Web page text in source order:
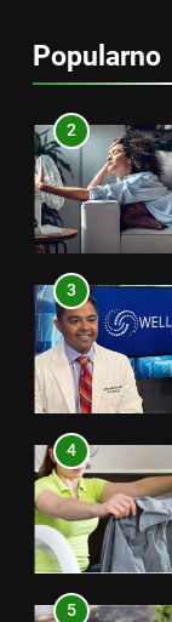
Popularno
2
3
4
5